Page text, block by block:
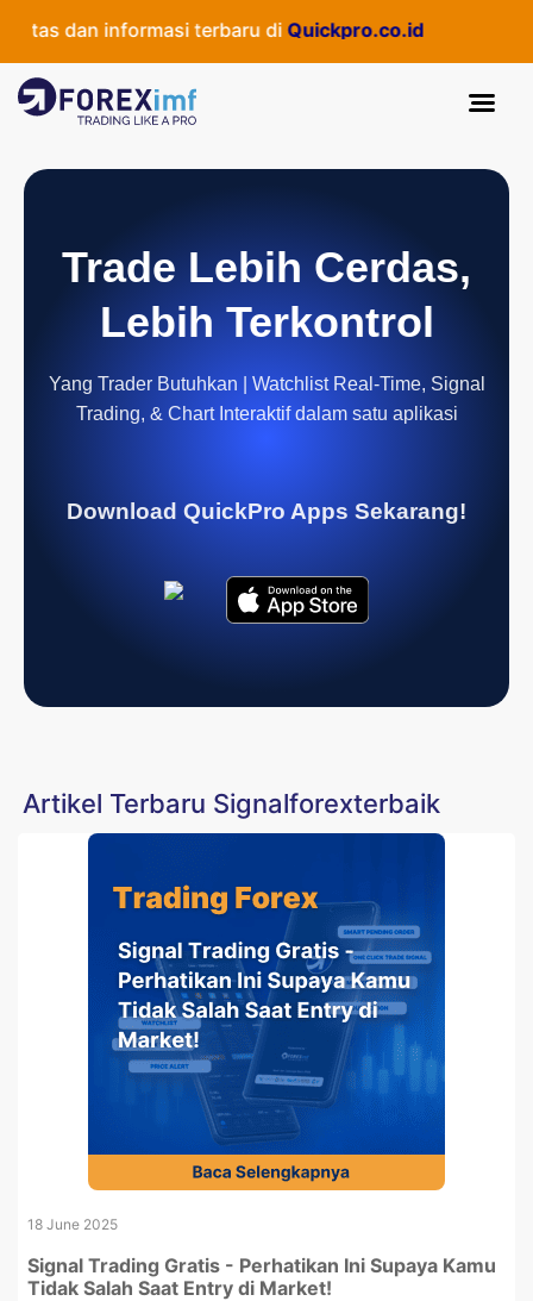
dan informasi terbaru diQuickpro.co.id
Trade Lebih Cerdas,
Lebih Terkontrol
Yang Trader Butuhkan | Watchlist Real-Time, Signal
Trading, & Chart Interaktif dalam satu aplikasi
Download QuickPro Apps Sekarang!
Artikel Terbaru Signalforexterbaik
18 June 2025
Signal Trading Gratis - Perhatikan Ini Supaya Kamu
Tidak Salah Saat Entry di Market!